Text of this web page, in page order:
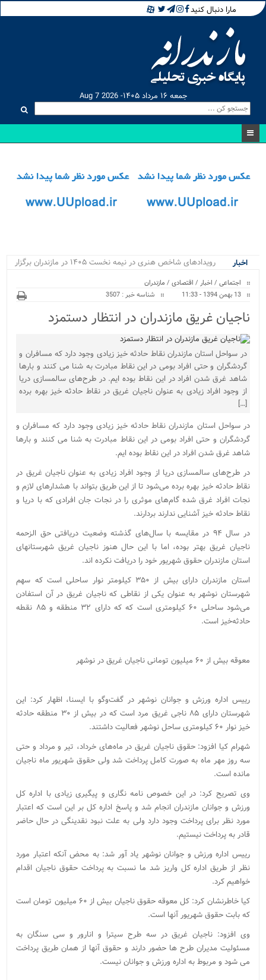
مارا دنبال کنید
جمعه ۱۶ مرداد ۱۴۰۵- Aug 7 2026
اخبار
رویدادهای شاخص هنری در نیمه نخست ۱۴۰۵ در مازندران برگزار
اجتماعی / اخبار / اقتصادی / مازندران
13 بهمن 1394 - 11:33
شناسه خبر : 3507
ناجیان غریق مازندران در انتظار دستمزد
در سواحل استان مازندران نقاط حادثه خیز زیادی وجود دارد که مسافران و
گردشگران و حتی افراد بومی در این نقاط مبادرت به شنا می کنند و بارها
شاهد غرق شدن افراد در این نقاط بوده ایم. در طرح‌های سالمسازی دریا
از وجود افراد زیادی به عنوان ناجیان غریق در نقاط حادثه خیز بهره برده
[…]
در سواحل استان مازندران نقاط حادثه خیز زیادی وجود دارد که مسافران و
گردشگران و حتی افراد بومی در این نقاط مبادرت به شنا می کنند و بارها
شاهد غرق شدن افراد در این نقاط بوده ایم.
در طرح‌های سالمسازی دریا از وجود افراد زیادی به عنوان ناجیان غریق در
نقاط حادثه خیز بهره برده می‌شود تا از این طریق بتواند با هشدارهای لازم و
نجات افراد غرق شده گام‌های موثری را در نجات جان افرادی که با دریا و
نقاط حادثه خیز آشنایی ندارند بردارند.
در سال ۹۴ در مقایسه با سال‌های گذشته وضعیت دریافتی حق الزحمه
ناجیان غریق بهتر بوده، اما با این حال هنوز ناجیان غریق شهرستانهای
استان مازندران حقوق شهریور خود را دریافت نکرده اند.
استان مازندران دارای بیش از ۳۵۰ کیلومتر نوار ساحلی است که سهم
شهرستان نوشهر به عنوان یکی از نقاطی که ناجیان غریق در آن استفادن
می‌شود ساحلی ۶۰ کیلومتری است که که دارای ۳۲ منطقه و ۸۵ نقطه
حادثه‌خیز است.
معوقه بیش از ۶۰ میلیون تومانی ناجیان غریق در نوشهر
رییس اداره ورزش و جوانان نوشهر در گفت‌وگو با ایسنا، اظهار کرد: این
شهرستان دارای ۸۵ ناجی غریق مرد است که در بیش از ۳۰ منطقه حادثه
خیز نوار ۶۰ کیلومتری ساحل نوشهر فعالیت داشتند.
شهرام کیا افزود: حقوق ناجیان غریق در ماه‌های خرداد، تیر و مرداد و حتی
سه روز مهر ماه به صورت کامل پرداخت شد ولی حقوق شهریور ماه ناجیان
مانده است.
وی تصریح کرد: در این خصوص نامه نگاری و پیگیری زیادی با اداره کل
ورزش و جوانان مازندران انجام شد و پاسخ اداره کل بر این است که اعتبار
مورد نظر برای پرداخت وجود دارد ولی به علت نبود نقدینگی در حال حاضر
قادر به پرداخت نیستیم.
رییس اداره ورزش و جوانان نوشهر یاد آور شد: به محض آنکه اعتبار مورد
نظر از طریق اداره کل واریز شد ما نسبت به پرداخت حقوق ناجیان اقدام
خواهیم کرد.
کیا خاطرنشان کرد: کل معوقه حقوق ناجیان بیش از ۶۰ میلیون تومان است
که بابت حقوق شهریور آنها است.
وی افزود: ناجیان غریق در سه طرح سیترا و انارور و سی سنگان به
مسئولیت مدیران طرح ها حضور دارند و حقوق آنها از همان طریق پرداخت
می شود و مربوط به اداره ورزش و جوانان نیست.